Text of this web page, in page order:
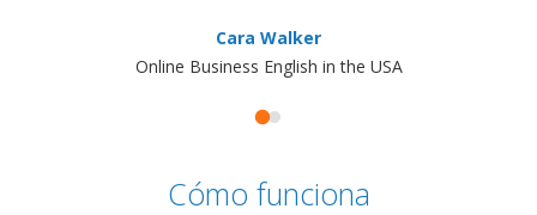
Cara Walker
Online Business English in the USA
Cómo funciona